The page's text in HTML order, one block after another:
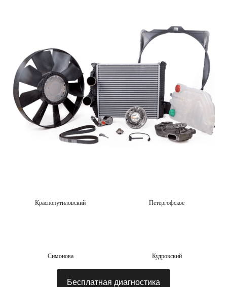
Краснопутиловский Петергофское
Симонова Кудровский
Бесплатная диагностика